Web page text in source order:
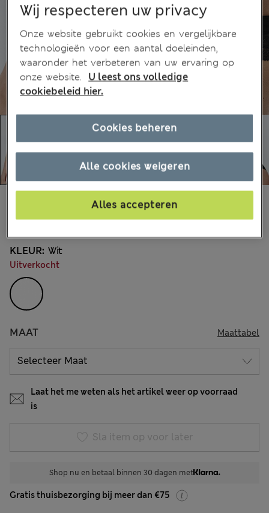
30 Beoordelingen
Alle prijzen zijn inclusief btw en invoerrechten
KLEUR: Wit
Uitverkocht
MAAT Maattabel
Laat het me weten als het artikel weer op voorraad
is
Sla item op voor later
Shop nu en betaal binnen 30 dagen met
Gratis thuisbezorging bij meer dan €75
Wij respecteren uw privacy
Onze website gebruikt cookies en vergelijkbare
technologieën voor een aantal doeleinden,
waaronder het verbeteren van uw ervaring op
onze website.
U leest ons volledige
cookiebeleid hier.
Alle cookies weigeren
Alles accepteren
Cookies beheren